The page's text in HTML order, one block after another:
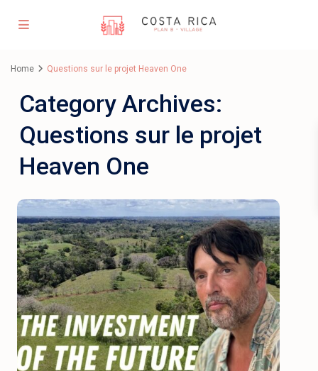
Home Questions sur le projet Heaven One
Category Archives:
Questions sur le projet
Heaven One